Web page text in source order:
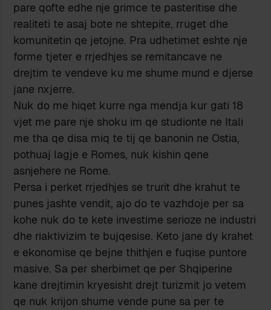
pare qofte edhe nje grimce te pasteritise dhe
realiteti te asaj bote ne shtepite, rruget dhe
komunitetin qe jetojne. Pra udhetimet eshte nje
forme tjeter e rrjedhjes se remitancave ne
drejtim te vendeve ku me shume mund e djerse
jane nxjerre.
Nuk do me hiqet kurre nga mendja kur gati 18
vjet me pare nje shoku im qe studionte ne Itali
me tha qe disa miq te tij qe banonin ne Ostia,
pothuaj lagje e Romes, nuk kishin qene
asnjehere ne Rome.
Persa i perket rrjedhjes se trurit dhe krahut te
punes jashte vendit, ajo do te vazhdoje per sa
kohe nuk do te kete investime serioze ne industri
dhe riaktivizim te bujqesise. Keto jane dy krahet
e ekonomise qe bejne thithjen e fuqise puntore
masive. Sa per sherbimet qe per Shqiperine
kane drejtimin kryesisht drejt turizmit jo vetem
qe nuk krijon shume vende pune sa per te